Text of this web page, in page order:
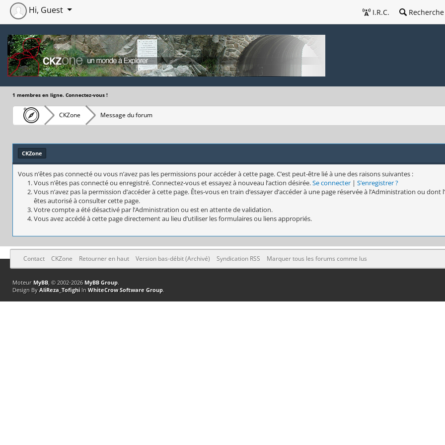
I.R.C. Recherche
Hi, Guest
1 membres en ligne. Connectez-vous !
CKZone Message du forum
CKZone
Vous n’êtes pas connecté ou vous n’avez pas les permissions pour accéder à cette page. C’est peut-être lié à une des raisons suivantes :
Vous n’êtes pas connecté ou enregistré. Connectez-vous et essayez à nouveau l’action désirée.Se connecter | S’enregistrer ?
Vous n’avez pas la permission d’accéder à cette page. Êtes-vous en train d’essayer d’accéder à une page réservée à l’Administration ou
êtes autorisé à consulter cette page.
Votre compte a été désactivé par l’Administration ou est en attente de validation.
Vous avez accédé à cette page directement au lieu d’utiliser les formulaires ou liens appropriés.
Contact CKZone Retourner en haut Version bas-débit (Archivé) Syndication RSS Marquer tous les forums comme lus
Moteur MyBB, © 2002-2026 MyBB Group.
Design By AliReza_TofighiIn WhiteCrow Software Group.